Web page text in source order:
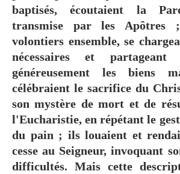
baptisés, écoutaient la
transmise par les Apôtres
volontiers ensemble, se
nécessaires et
généreusement les biens
célébraient le sacrifice du
son mystère de mort et de
l'Eucharistie, en répétant le
du pain ; ils louaient et
cesse au Seigneur, invoquant
difficultés. Mais cette